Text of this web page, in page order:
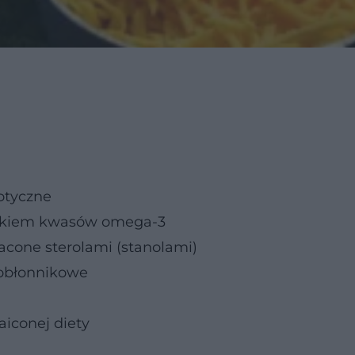
kwasów omega-3
sterolami (stanolami)
diety